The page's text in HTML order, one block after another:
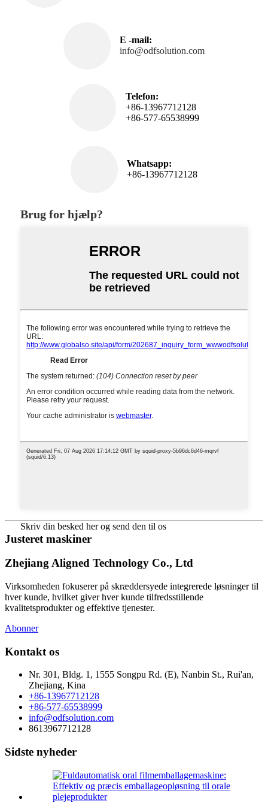
E -mail:
info@odfsolution.com
Telefon:
+86-13967712128
+86-577-65538999
Whatsapp:
+86-13967712128
Brug for hjælp?
Skriv din besked her og send den til os
Justeret maskiner
Zhejiang Aligned Technology Co., Ltd
Virksomheden fokuserer på skræddersyede integrerede løsninger til
hver kunde, hvilket giver hver kunde tilfredsstillende
kvalitetsprodukter og effektive tjenester.
Abonner
Kontakt os
Nr. 301, Bldg. 1, 1555 Songpu Rd. (E), Nanbin St., Rui'an,
Zhejiang, Kina
+86-13967712128
+86-577-65538999
info@odfsolution.com
8613967712128
Sidste nyheder